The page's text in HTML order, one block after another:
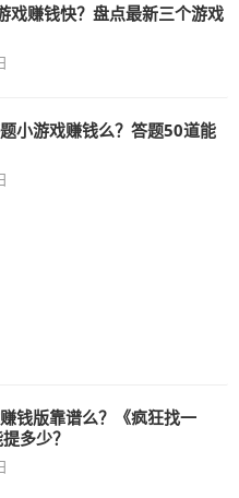
戏赚钱快？盘点最新三个游戏
题小游戏赚钱么？答题50道能
钱版靠谱么？《疯狂找一
多少？